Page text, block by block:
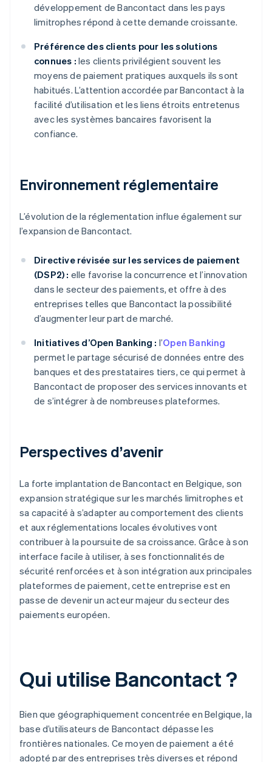
développement de Bancontact dans les pays
limitrophes répond à cette demande croissante.
Préférence des clients pour les solutions
connues : les clients privilégient souvent les
moyens de paiement pratiques auxquels ils sont
habitués. L’attention accordée par Bancontact à la
facilité d’utilisation et les liens étroits entretenus
avec les systèmes bancaires favorisent la
confiance.
Environnement réglementaire
L’évolution de la réglementation influe également sur
l’expansion de Bancontact.
Directive révisée sur les services de paiement
(DSP2) : elle favorise la concurrence et l’innovation
dans le secteur des paiements, et offre à des
entreprises telles que Bancontact la possibilité
d’augmenter leur part de marché.
Initiatives d’Open Banking : l’Open Banking
permet le partage sécurisé de données entre des
banques et des prestataires tiers, ce qui permet à
Bancontact de proposer des services innovants et
de s’intégrer à de nombreuses plateformes.
Perspectives d’avenir
La forte implantation de Bancontact en Belgique, son
expansion stratégique sur les marchés limitrophes et
sa capacité à s’adapter au comportement des clients
et aux réglementations locales évolutives vont
contribuer à la poursuite de sa croissance. Grâce à son
interface facile à utiliser, à ses fonctionnalités de
sécurité renforcées et à son intégration aux principales
plateformes de paiement, cette entreprise est en
passe de devenir un acteur majeur du secteur des
paiements européen.
Qui utilise Bancontact ?
Bien que géographiquement concentrée en Belgique, la
base d’utilisateurs de Bancontact dépasse les
frontières nationales. Ce moyen de paiement a été
adopté par des entreprises très diverses et répond